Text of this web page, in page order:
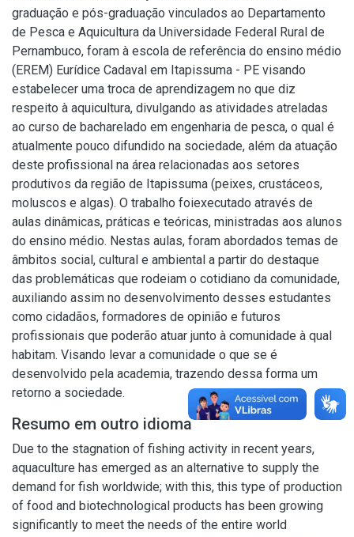
graduação e pós-graduação vinculados ao Departamento
de Pesca e Aquicultura da Universidade Federal Rural de
Pernambuco, foram à escola de referência do ensino médio
(EREM) Eurídice Cadaval em Itapissuma - PE visando
estabelecer uma troca de aprendizagem no que diz
respeito à aquicultura, divulgando as atividades atreladas
ao curso de bacharelado em engenharia de pesca, o qual é
atualmente pouco difundido na sociedade, além da atuação
deste profissional na área relacionadas aos setores
produtivos da região de Itapissuma (peixes, crustáceos,
moluscos e algas). O trabalho foiexecutado através de
aulas dinâmicas, práticas e teóricas, ministradas aos alunos
do ensino médio. Nestas aulas, foram abordados temas de
âmbitos social, cultural e ambiental a partir do destaque
das problemáticas que rodeiam o cotidiano da comunidade,
auxiliando assim no desenvolvimento desses estudantes
como cidadãos, formadores de opinião e futuros
profissionais que poderão atuar junto à comunidade à qual
habitam. Visando levar a comunidade o que se é
desenvolvido pela academia, trazendo dessa forma um
retorno a sociedade.
Resumo em outro idioma
Due to the stagnation of fishing activity in recent years,
aquaculture has emerged as an alternative to supply the
demand for fish worldwide; with this, this type of production
of food and biotechnological products has been growing
significantly to meet the needs of the entire world